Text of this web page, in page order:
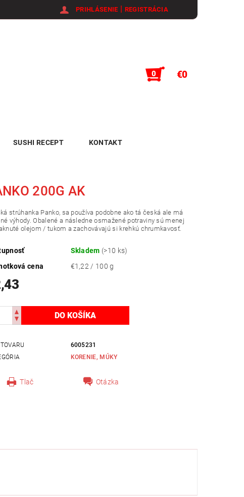
PRIHLÁSENIE | REGISTRÁCIA
0 €0
SUSHI RECEPT KONTAKT
200G AK
strúhanka Panko, sa používa podobne ako tá česká ale má
výhody. Obalené a následne osmažené potraviny sú menej
olejom / tukom a zachovávajú si krehkú chrumkavosť.
Skladem (>10 ks)
cena
€1,22 / 100 g
6005231
KORENIE, MÚKY
Tlač Otázka